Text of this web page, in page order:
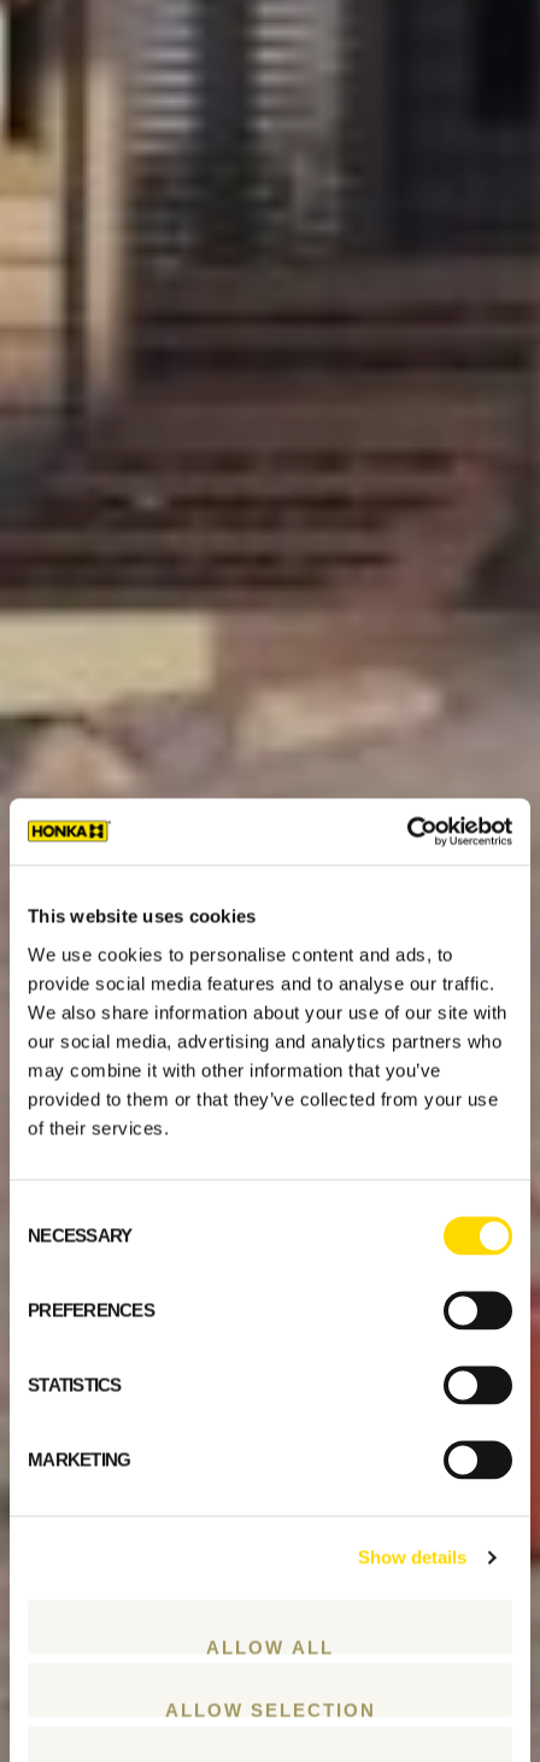
This website uses cookies
We use cookies to personalise content and ads, to
provide social media features and to analyse our traffic.
We also share information about your use of our site with
our social media, advertising and analytics partners who
may combine it with other information that you’ve
provided to them or that they’ve collected from your use
of their services.
Selection
NECESSARY
PREFERENCES
STATISTICS
MARKETING
Show details
ALLOW ALL
ALLOW SELECTION